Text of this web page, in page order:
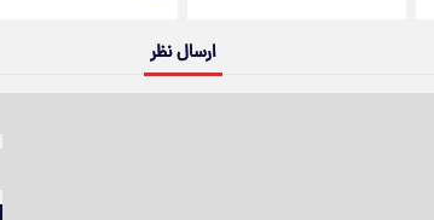
ارسال نظر